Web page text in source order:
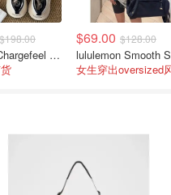
$198.00
lululemon Chargefeel 3 男士运动鞋
$69.00 $128.00
女生穿出oversized